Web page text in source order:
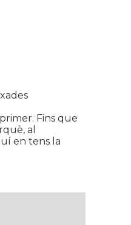
Fins que
al
en tens la